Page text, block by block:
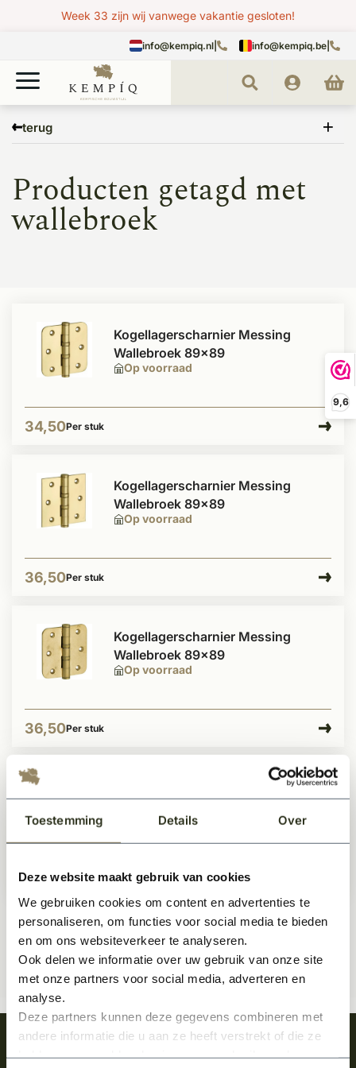
Toestemming Details Over
Deze website maakt gebruik van cookies
We gebruiken cookies om content en advertenties te
personaliseren, om functies voor social media te bieden
en om ons websiteverkeer te analyseren.
Ook delen we informatie over uw gebruik van onze site
met onze partners voor social media, adverteren en
analyse.
Deze partners kunnen deze gegevens combineren met
andere informatie die u aan ze heeft verstrekt of die ze
9,6
Week 33 zijn wij vanwege vakantie gesloten!
info@kempiq.nl info@kempiq.be
terug
wallebroek
Producten getagd met
wallebroek
Op voorraad
Kogellagerscharnier Messing
Wallebroek 89x89
34,50Per stuk
Op voorraad
Kogellagerscharnier Messing
Wallebroek 89x89
36,50Per stuk
Op voorraad
Kogellagerscharnier Messing
Wallebroek 89x89
36,50Per stuk
Op voorraad
SKG3 Kogellagerscharnier Messing
52,50Per stuk
Meld je aan en ontvang het laatste nieuws